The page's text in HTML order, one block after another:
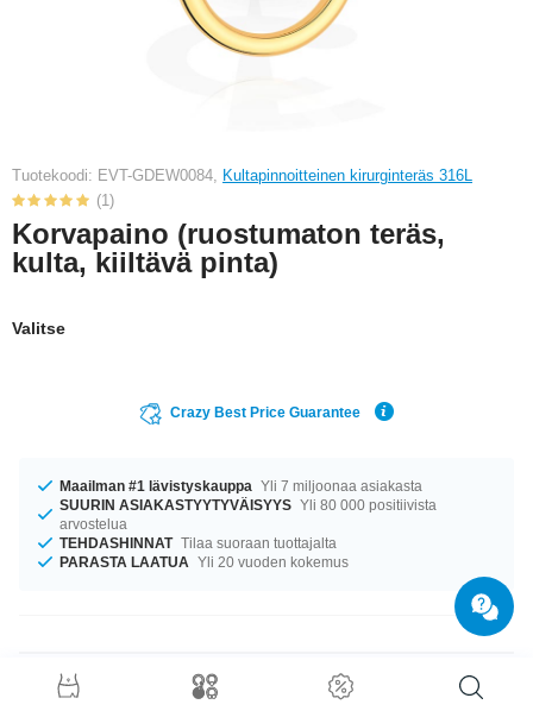
Tuotekoodi: EVT-GDEW0084, Kultapinnoitteinen kirurginteräs 316L
(1)
Korvapaino (ruostumaton teräs,
kulta, kiiltävä pinta)
Valitse
Crazy Best Price Guarantee
Maailman #1 lävistyskauppa Yli 7 miljoonaa asiakasta
SUURIN ASIAKASTYYTYVÄISYYS Yli 80 000 positiivista
arvostelua
TEHDASHINNAT Tilaa suoraan tuottajalta
PARASTA LAATUA Yli 20 vuoden kokemus
Tuotetiedot